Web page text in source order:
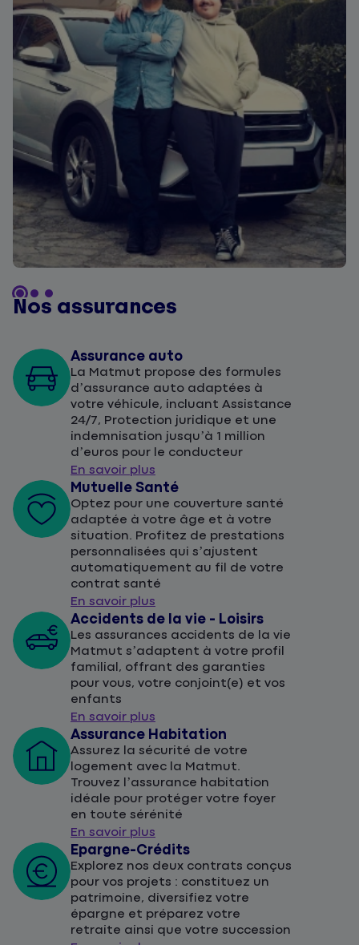
Nos assurances
Assurance auto
La Matmut propose des formules
d’assurance auto adaptées à
votre véhicule, incluant Assistance
24/7, Protection juridique et une
indemnisation jusqu’à 1 million
d’euros pour le conducteur
En savoir plus
Mutuelle Santé
Optez pour une couverture santé
adaptée à votre âge et à votre
situation. Profitez de prestations
personnalisées qui s’ajustent
automatiquement au fil de votre
contrat santé
En savoir plus
Accidents de la vie - Loisirs
Les assurances accidents de la vie
Matmut s’adaptent à votre profil
familial, offrant des garanties
pour vous, votre conjoint(e) et vos
enfants
En savoir plus
Assurance Habitation
Assurez la sécurité de votre
logement avec la Matmut.
Trouvez l’assurance habitation
idéale pour protéger votre foyer
en toute sérénité
En savoir plus
Epargne-Crédits
Explorez nos deux contrats conçus
pour vos projets : constituez un
patrimoine, diversifiez votre
épargne et préparez votre
retraite ainsi que votre succession